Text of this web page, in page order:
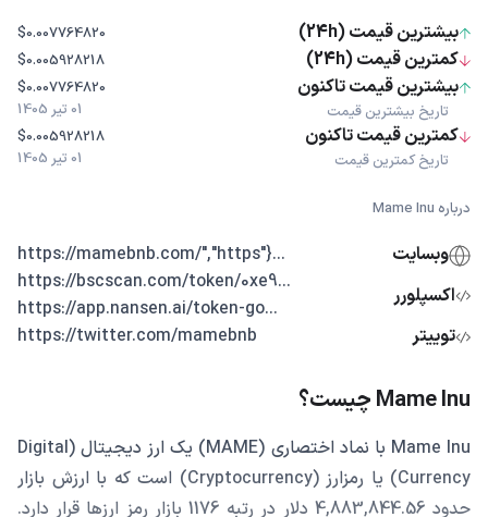
بیشترین قیمت (24h) $0.007764820
کمترین قیمت (24h) $0.005928218
بیشترین قیمت تاکنون
تاریخ بیشترین قیمت
$0.007764820
01 تیر 1405
کمترین قیمت تاکنون
تاریخ کمترین قیمت
$0.005928218
01 تیر 1405
درباره Mame Inu
وبسایت
...{"https://mamebnb.com/","https
اکسپلورر
...https://bscscan.com/token/0xe9
...https://app.nansen.ai/token-go
توییتر
https://twitter.com/mamebnb
Mame Inu چیست؟
Mame Inu با نماد اختصاری (MAME) یک ارز دیجیتال (Digital
Currency) یا رمزارز (Cryptocurrency) است که با ارزش بازار
حدود 4,883,844.56 دلار در رتبه 1176 بازار رمز ارزها قرار دارد.